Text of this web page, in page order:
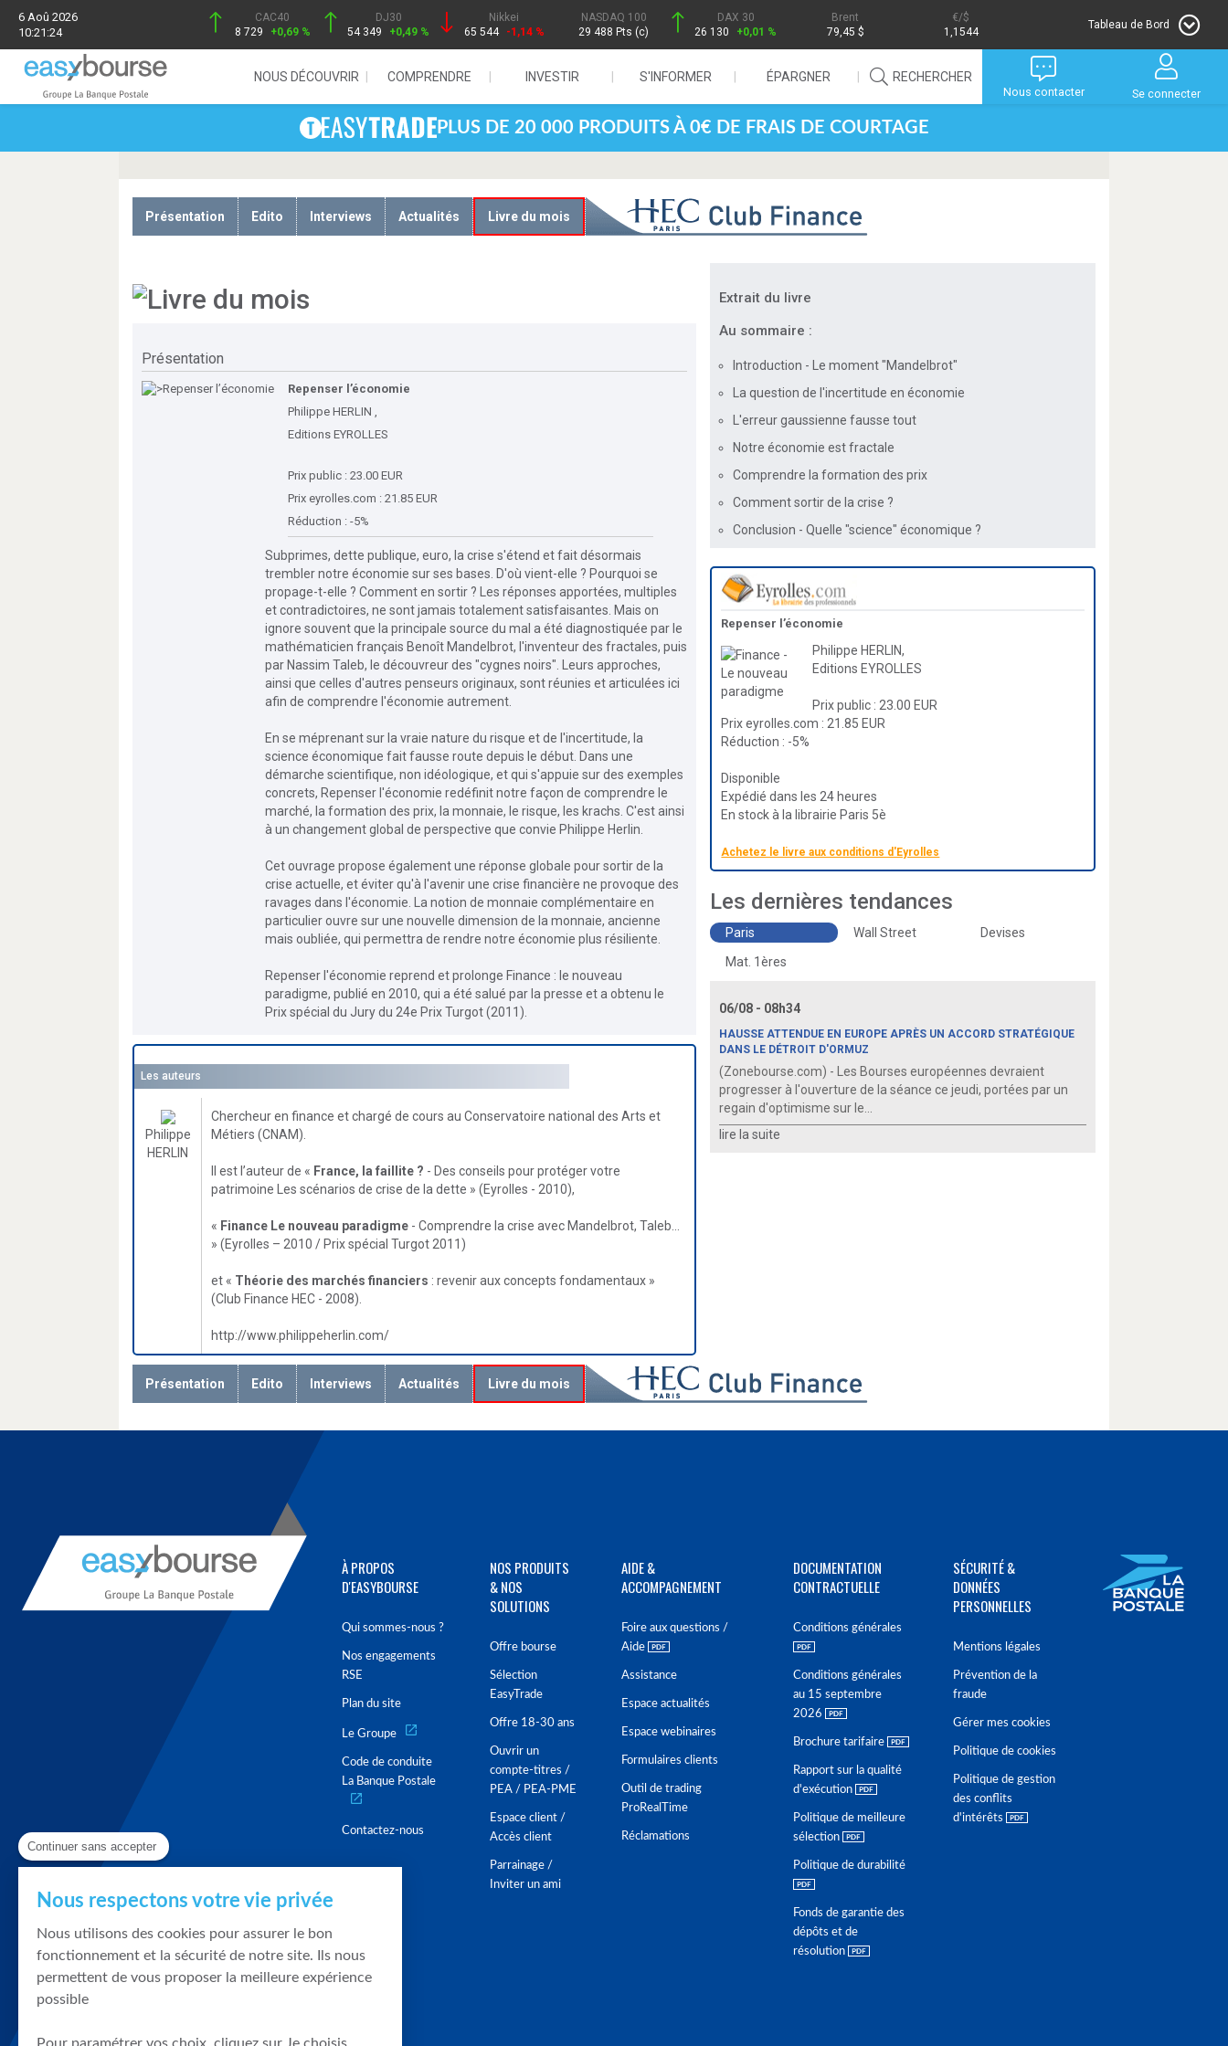
6 Aoû 2026
10:21:24
CAC40
8 729
+0,69 %
DJ30
54 349
+0,49 %
Nikkei
65 544 -1,14 %
NASDAQ 100
29 488 Pts (c)
DAX 30
26 130
+0,01 %
Brent
79,45 $
/$
1,1544
Tableau de Bord
NOUS DÉCOUVRIR COMPRENDRE INVESTIR S'INFORMER ÉPARGNER RECHERCHER
Nous contacter Se connecter
PLUS DE 20 000 PRODUITS À 0€ DE FRAIS DE COURTAGE
Présentation Edito Interviews Actualités Livre du mois
Présentation
Repenser l’économie
Philippe HERLIN ,
Editions EYROLLES
Prix public : 23.00 EUR
Prix eyrolles.com : 21.85 EUR
Réduction : -5%
Subprimes, dette publique, euro, la crise s'étend et fait désormais
trembler notre économie sur ses bases. D'où vient-elle ? Pourquoi se
propage-t-elle ? Comment en sortir ? Les réponses apportées, multiples
et contradictoires, ne sont jamais totalement satisfaisantes. Mais on
ignore souvent que la principale source du mal a été diagnostiquée par le
mathématicien français Benoît Mandelbrot, l'inventeur des fractales, puis
par Nassim Taleb, le découvreur des "cygnes noirs". Leurs approches,
ainsi que celles d'autres penseurs originaux, sont réunies et articulées ici
afin de comprendre l'économie autrement.
En se méprenant sur la vraie nature du risque et de l'incertitude, la
science économique fait fausse route depuis le début. Dans une
démarche scientifique, non idéologique, et qui s'appuie sur des exemples
concrets, Repenser l'économie redéfinit notre façon de comprendre le
marché, la formation des prix, la monnaie, le risque, les krachs. C'est ainsi
à un changement global de perspective que convie Philippe Herlin.
Cet ouvrage propose également une réponse globale pour sortir de la
crise actuelle, et éviter qu'à l'avenir une crise financière ne provoque des
ravages dans l'économie. La notion de monnaie complémentaire en
particulier ouvre sur une nouvelle dimension de la monnaie, ancienne
mais oubliée, qui permettra de rendre notre économie plus résiliente.
Repenser l'économie reprend et prolonge Finance : le nouveau
paradigme, publié en 2010, qui a été salué par la presse et a obtenu le
Prix spécial du Jury du 24e Prix Turgot (2011).
Les auteurs
Philippe
HERLIN
Chercheur en finance et chargé de cours au Conservatoire national des Arts et
Métiers (CNAM).
Il est l’auteur de « France, la faillite ? - Des conseils pour protéger votre
patrimoine Les scénarios de crise de la dette » (Eyrolles - 2010),
« Finance Le nouveau paradigme - Comprendre la crise avec Mandelbrot, Taleb...
» (Eyrolles – 2010 / Prix spécial Turgot 2011)
et « Théorie des marchés financiers : revenir aux concepts fondamentaux »
(Club Finance HEC - 2008).
http://www.philippeherlin.com/
Extrait du livre
Au sommaire :
Introduction - Le moment "Mandelbrot"
La question de l'incertitude en économie
L'erreur gaussienne fausse tout
Notre économie est fractale
Comprendre la formation des prix
Comment sortir de la crise ?
Conclusion - Quelle "science" économique ?
Repenser l’économie
Philippe HERLIN,
Editions EYROLLES
Prix public : 23.00 EUR
Prix eyrolles.com : 21.85 EUR
Réduction : -5%
Disponible
Expédié dans les 24 heures
En stock à la librairie Paris 5è
Achetez le livre aux conditions d'Eyrolles
Les dernières tendances
Paris Wall Street
Devises
Mat. 1ères
06/08 - 08h34
HAUSSE ATTENDUE EN EUROPE APRÈS UN ACCORD STRATÉGIQUE
DANS LE DÉTROIT D'ORMUZ
(Zonebourse.com) - Les Bourses européennes devraient
progresser à l'ouverture de la séance ce jeudi, portées par un
regain d'optimisme sur le...
lire la suite
Présentation Edito Interviews Actualités Livre du mois
À PROPOS
D'EASYBOURSE
Qui sommes-nous ?
Nos engagements
RSE
Plan du site
Le Groupe
Code de conduite
La Banque Postale
Contactez-nous
NOS PRODUITS
& NOS
SOLUTIONS
Offre bourse
Sélection
EasyTrade
Offre 18-30 ans
Ouvrir un
compte-titres /
PEA / PEA-PME
Espace client /
Accès client
Parrainage /
Inviter un ami
AIDE &
ACCOMPAGNEMENT
Foire aux questions /
Aide
Assistance
Espace actualités
Espace webinaires
Formulaires clients
Outil de trading
ProRealTime
Réclamations
DOCUMENTATION
CONTRACTUELLE
Conditions générales
Conditions générales
au 15 septembre
2026
Brochure tarifaire
Rapport sur la qualité
d'exécution
Politique de meilleure
sélection
Politique de durabilité
Fonds de garantie des
dépôts et de
résolution
SÉCURITÉ &
DONNÉES
PERSONNELLES
Mentions légales
Prévention de la
fraude
Gérer mes cookies
Politique de cookies
Politique de gestion
des conflits
d'intérêts
Continuer sans accepter
Nous respectons votre vie privée
Nous utilisons des cookies pour assurer le bon
fonctionnement et la sécurité de notre site. Ils nous
permettent de vous proposer la meilleure expérience
possible